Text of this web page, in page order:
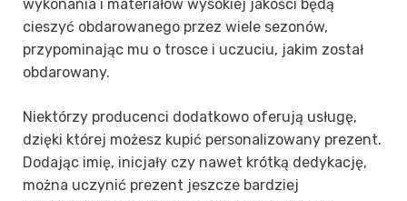
wykonania i materiałów wysokiej jakości będą
cieszyć obdarowanego przez wiele sezonów,
przypominając mu o trosce i uczuciu, jakim został
obdarowany.
Niektórzy producenci dodatkowo oferują usługę,
dzięki której możesz kupić personalizowany prezent.
Dodając imię, inicjały czy nawet krótką dedykację,
można uczynić prezent jeszcze bardziej